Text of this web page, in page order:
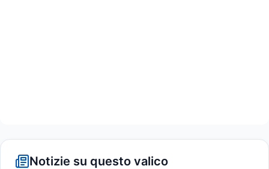
Notizie su questo valico